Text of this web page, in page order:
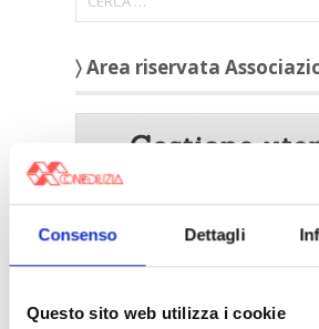
Consenso Dettagli
Questo sito web utilizza i cookie
〉 Area riservata